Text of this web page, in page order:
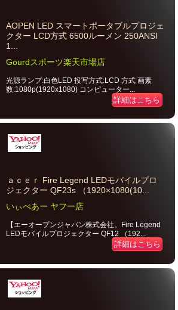
AOPEN LED スマートポータブルプロジェ
クター LCD方式 6500ルーメン 250ANSI
1...
Gourdスポーツ楽天市場店
光源ランプ:白色LED 投写方式:LCD 方式 画素
数:1080p(1920x1080) コンピューター...
詳細はこちら
ａｃｅｒ Fire Legend LEDモバイルプロ
ジェクター QF23s （1920×1080(10...
いぃべあー ヤフー店
【エーオープンジャパン株式会社。Fire Legend
LEDモバイルプロジェクター QF12 （192...
詳細はこちら